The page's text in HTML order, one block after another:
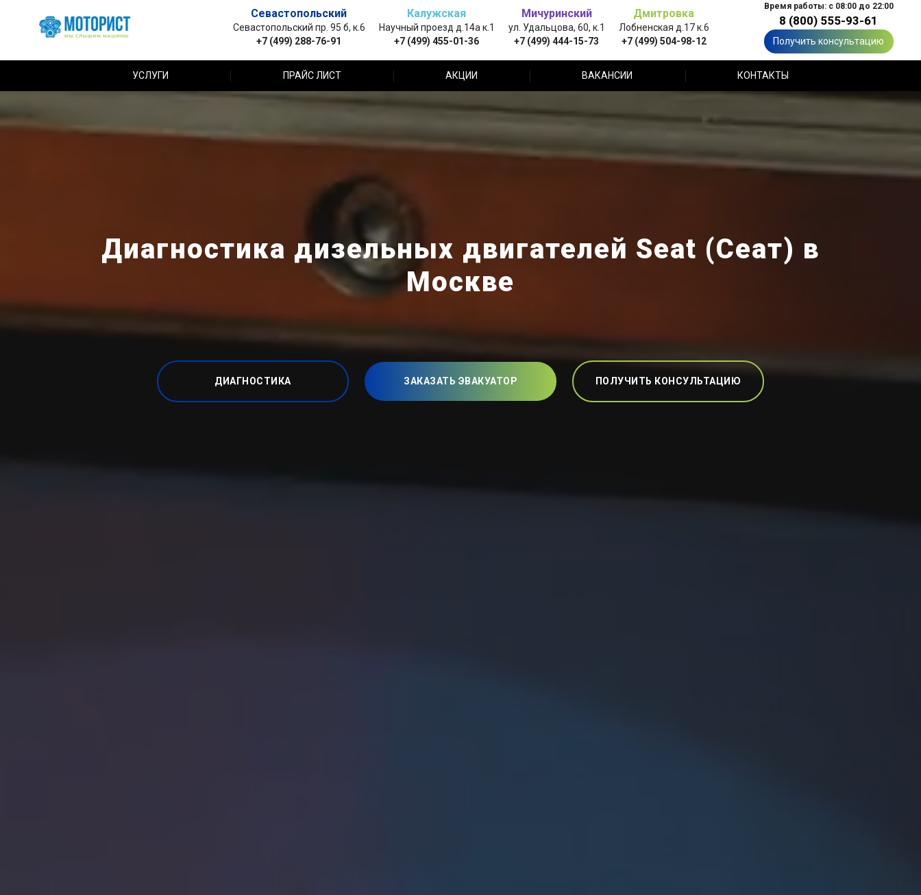
Севастопольский
Севастопольский пр. 95 б, к.6
+7 (499) 288-76-91
Калужская
Научный проезд д.14а к.1
+7 (499) 455-01-36
Мичуринский
ул. Удальцова, 60, к.1
+7 (499) 444-15-73
Дмитровка
Лобненская д.17 к.6
+7 (499) 504-98-12
Время работы: с 08:00 до 22:00
8 (800) 555-93-61
Получить консультацию
УСЛУГИ ПРАЙС ЛИСТ АКЦИИ ВАКАНСИИ КОНТАКТЫ
Диагностика дизельных двигателей Seat (Сеат) в
Москве
ДИАГНОСТИКА ЗАКАЗАТЬ ЭВАКУАТОР ПОЛУЧИТЬ КОНСУЛЬТАЦИЮ